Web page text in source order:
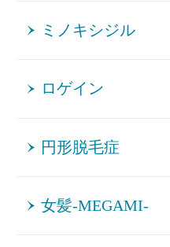
ミノキシジル
ロゲイン
円形脱毛症
女髪-MEGAMI-